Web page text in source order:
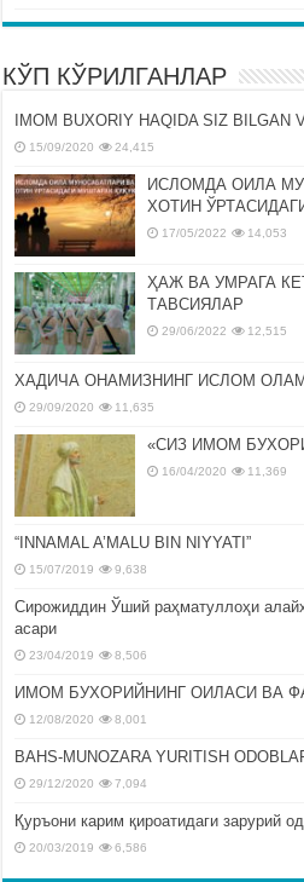
КЎП КЎРИЛГАНЛАР
IMOM BUXORIY HAQIDA SIZ BILGAN
15/09/2020 24,415
ИСЛОМДА ОИЛА
ХОТИН
17/05/2022 14,053
ҲАЖ ВА УМРАГА
ТАВСИЯЛАР
29/06/2022 12,515
ХАДИЧА ОНАМИЗНИНГ ИСЛОМ
29/09/2020 11,635
«СИЗ ИМОМ
16/04/2020 11,369
“INNAMAL A’MALU BIN NIYYATI”
15/07/2019 9,638
Сирожиддин Ўший раҳматуллоҳи
асари
23/04/2019 8,506
ИМОМ БУХОРИЙНИНГ ОИЛАСИ ВА
12/08/2020 8,001
BAHS-MUNOZARA YURITISH
29/12/2020 7,094
Қуръони карим қироатидаги зарурий
20/03/2019 6,586